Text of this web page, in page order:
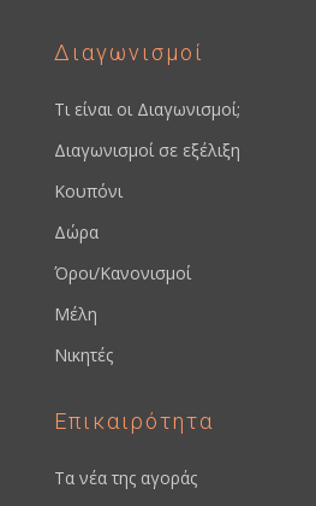
Διαγωνισμοί
Τι είναι οι Διαγωνισμοί;
Διαγωνισμοί σε εξέλιξη
Κουπόνι
Δώρα
Όροι/Κανονισμοί
Μέλη
Νικητές
Επικαιρότητα
Τα νέα της αγοράς